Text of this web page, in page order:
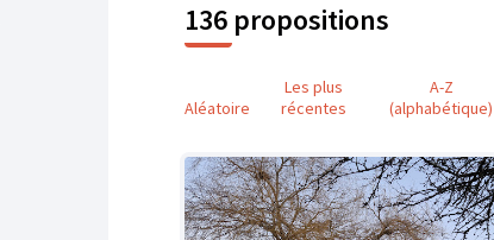
136 propositions
Aléatoire
Les plus
récentes
A-Z
(alphabétique)